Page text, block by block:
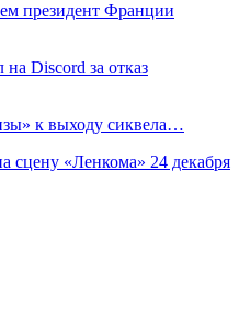
президент Франции
Discord за отказ
к выходу сиквела…
сцену «Ленкома» 24 декабря